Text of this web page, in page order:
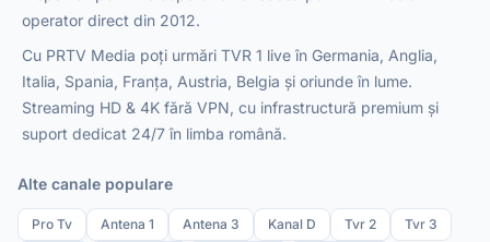
operator direct din 2012.
Cu PRTV Media poți urmări TVR 1 live în Germania, Anglia,
Italia, Spania, Franța, Austria, Belgia și oriunde în lume.
Streaming HD & 4K fără VPN, cu infrastructură premium și
suport dedicat 24/7 în limba română.
Alte canale populare
Pro Tv Antena 1 Antena 3 Kanal D Tvr 2
Tvr 3